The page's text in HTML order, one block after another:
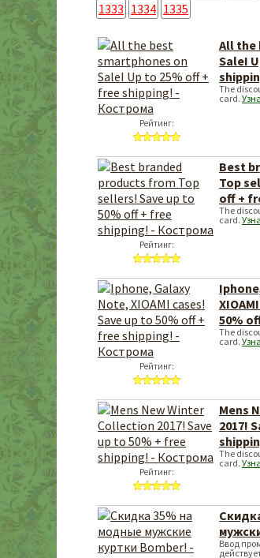
1333 1334 1335
Рейтинг:
All the
SaleI
The
card.
Рейтинг:
Best
Top
off +
The
card.
Рейтинг:
50%
The
card.
Рейтинг:
Mens
2017!
The
card.
Ввод